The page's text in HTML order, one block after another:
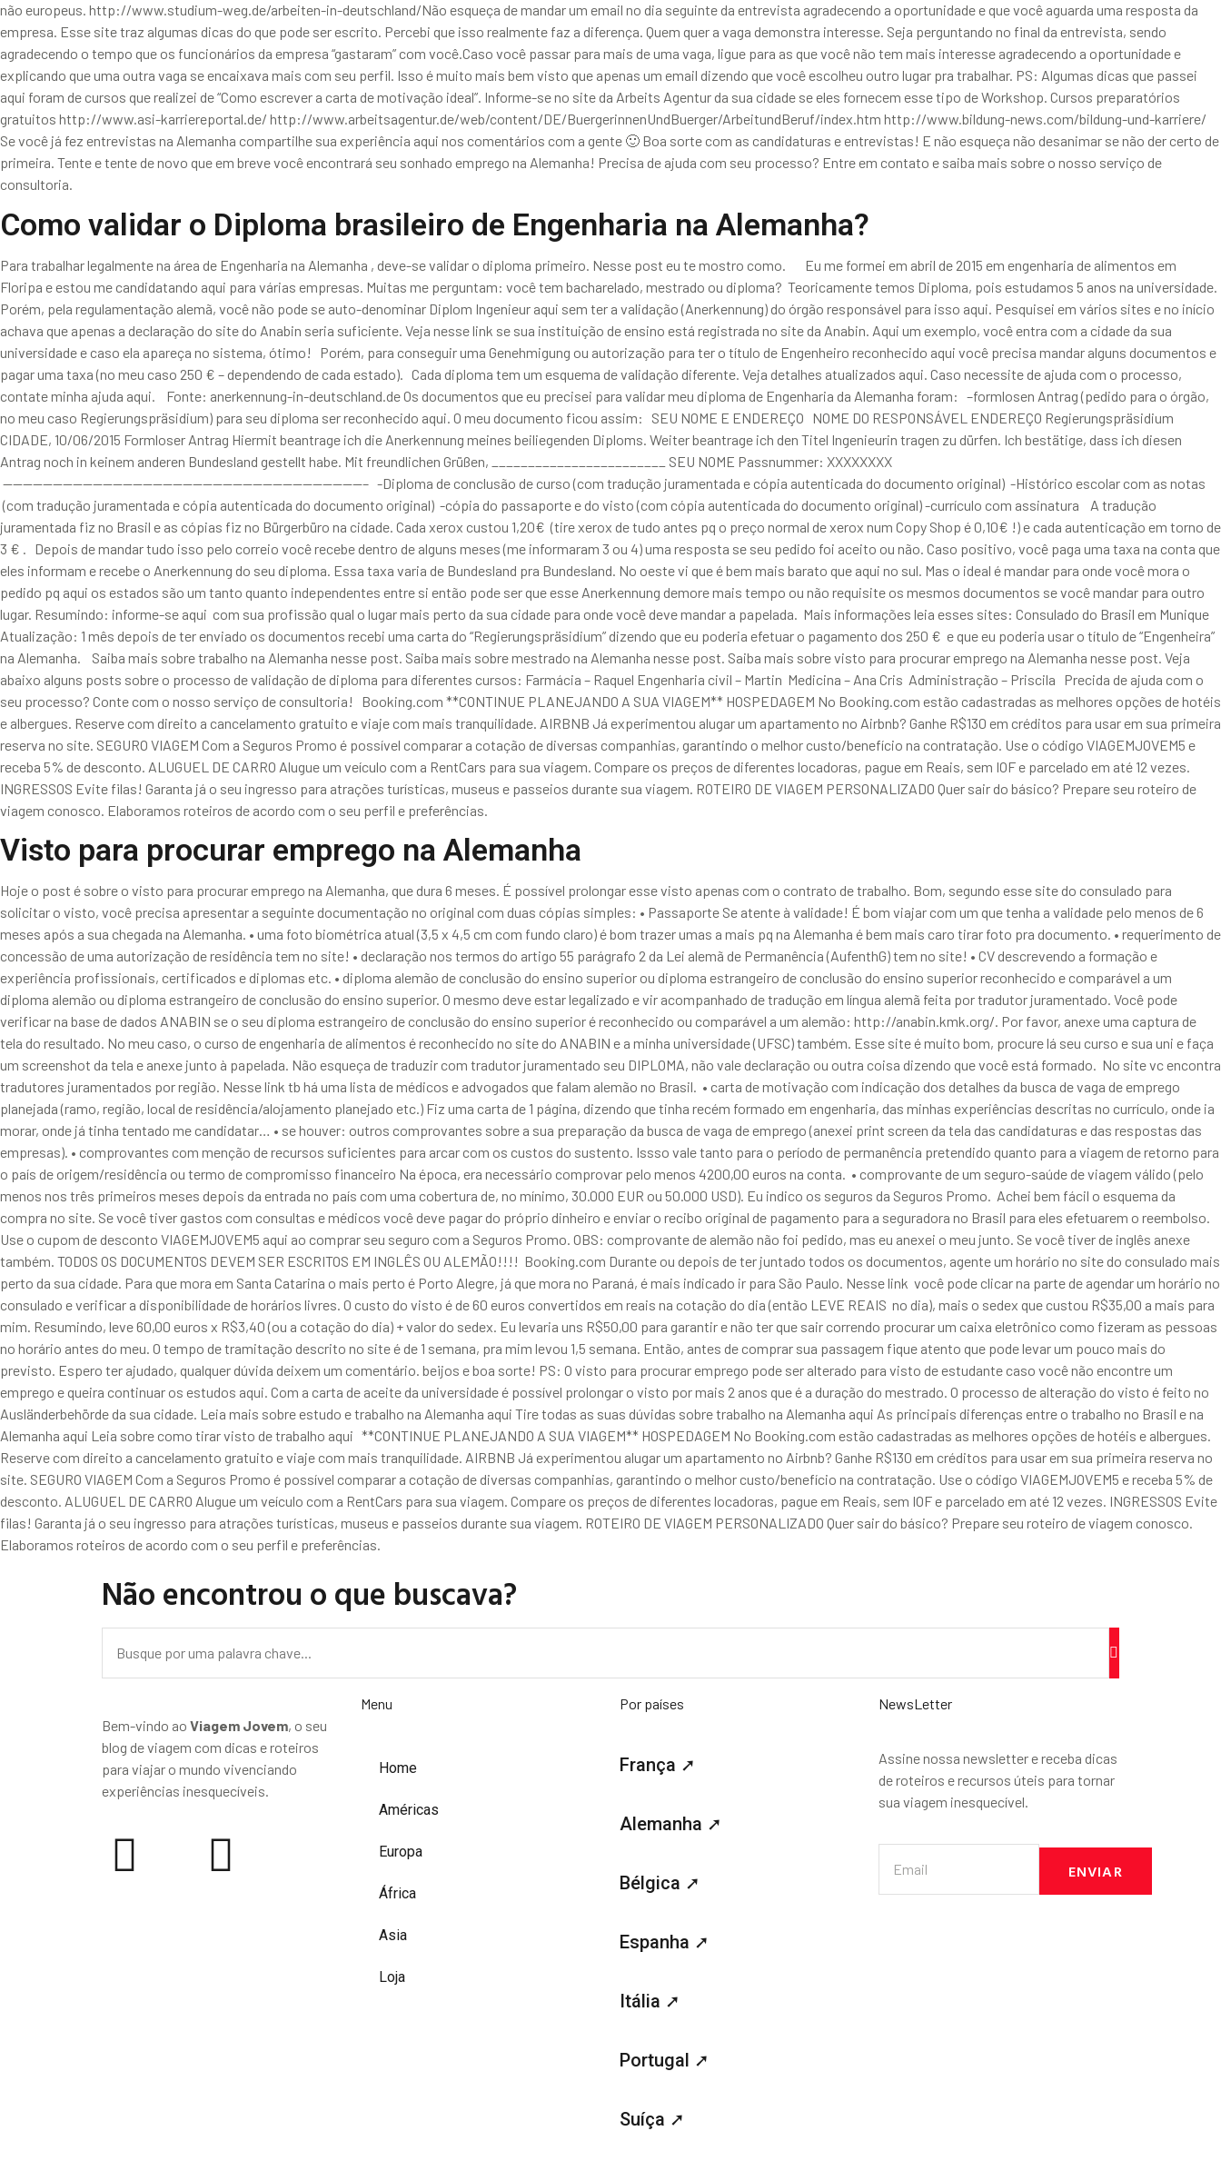
não europeus. http://www.studium-weg.de/arbeiten-in-deutschland/Não esqueça de mandar um email no dia seguinte da entrevista agradecendo a oportunidade e que você aguarda uma resposta da
empresa. Esse site traz algumas dicas do que pode ser escrito. Percebi que isso realmente faz a diferença. Quem quer a vaga demonstra interesse. Seja perguntando no final da entrevista, sendo
agradecendo o tempo que os funcionários da empresa “gastaram” com você.Caso você passar para mais de uma vaga, ligue para as que você não tem mais interesse agradecendo a oportunidade e
explicando que uma outra vaga se encaixava mais com seu perfil. Isso é muito mais bem visto que apenas um email dizendo que você escolheu outro lugar pra trabalhar. PS: Algumas dicas que passei
aqui foram de cursos que realizei de “Como escrever a carta de motivação ideal”. Informe-se no site da Arbeits Agentur da sua cidade se eles fornecem esse tipo de Workshop. Cursos preparatórios
gratuitos http://www.asi-karriereportal.de/ http://www.arbeitsagentur.de/web/content/DE/BuergerinnenUndBuerger/ArbeitundBeruf/index.htm http://www.bildung-news.com/bildung-und-karriere/
Se você já fez entrevistas na Alemanha compartilhe sua experiência aqui nos comentários com a gente 🙂 Boa sorte com as candidaturas e entrevistas! E não esqueça não desanimar se não der certo de
primeira. Tente e tente de novo que em breve você encontrará seu sonhado emprego na Alemanha! Precisa de ajuda com seu processo? Entre em contato e saiba mais sobre o nosso serviço de
consultoria.
Como validar o Diploma brasileiro de Engenharia na Alemanha?
Para trabalhar legalmente na área de Engenharia na Alemanha , deve-se validar o diploma primeiro. Nesse post eu te mostro como. Eu me formei em abril de 2015 em engenharia de alimentos em
Floripa e estou me candidatando aqui para várias empresas. Muitas me perguntam: você tem bacharelado, mestrado ou diploma? Teoricamente temos Diploma, pois estudamos 5 anos na universidade.
Porém, pela regulamentação alemã, você não pode se auto-denominar Diplom Ingenieur aqui sem ter a validação (Anerkennung) do órgão responsável para isso aqui. Pesquisei em vários sites e no início
achava que apenas a declaração do site do Anabin seria suficiente. Veja nesse link se sua instituição de ensino está registrada no site da Anabin. Aqui um exemplo, você entra com a cidade da sua
universidade e caso ela apareça no sistema, ótimo! Porém, para conseguir uma Genehmigung ou autorização para ter o título de Engenheiro reconhecido aqui você precisa mandar alguns documentos e
pagar uma taxa (no meu caso 250 € – dependendo de cada estado). Cada diploma tem um esquema de validação diferente. Veja detalhes atualizados aqui. Caso necessite de ajuda com o processo,
contate minha ajuda aqui. Fonte: anerkennung-in-deutschland.de Os documentos que eu precisei para validar meu diploma de Engenharia da Alemanha foram: –formlosen Antrag (pedido para o órgão,
no meu caso Regierungspräsidium) para seu diploma ser reconhecido aqui. O meu documento ficou assim: SEU NOME E ENDEREÇO NOME DO RESPONSÁVEL ENDEREÇO Regierungspräsidium
CIDADE, 10/06/2015 Formloser Antrag Hiermit beantrage ich die Anerkennung meines beiliegenden Diploms. Weiter beantrage ich den Titel Ingenieurin tragen zu dürfen. Ich bestätige, dass ich diesen
Antrag noch in keinem anderen Bundesland gestellt habe. Mit freundlichen Grüßen, ________________________ SEU NOME Passnummer: XXXXXXXX
————————————————————————————————————– -Diploma de conclusão de curso (com tradução juramentada e cópia autenticada do documento original) -Histórico escolar com as notas
(com tradução juramentada e cópia autenticada do documento original) -cópia do passaporte e do visto (com cópia autenticada do documento original) -currículo com assinatura A tradução
juramentada fiz no Brasil e as cópias fiz no Bürgerbüro na cidade. Cada xerox custou 1,20€ (tire xerox de tudo antes pq o preço normal de xerox num Copy Shop é 0,10€ !) e cada autenticação em torno de
3 € . Depois de mandar tudo isso pelo correio você recebe dentro de alguns meses (me informaram 3 ou 4) uma resposta se seu pedido foi aceito ou não. Caso positivo, você paga uma taxa na conta que
eles informam e recebe o Anerkennung do seu diploma. Essa taxa varia de Bundesland pra Bundesland. No oeste vi que é bem mais barato que aqui no sul. Mas o ideal é mandar para onde você mora o
pedido pq aqui os estados são um tanto quanto independentes entre si então pode ser que esse Anerkennung demore mais tempo ou não requisite os mesmos documentos se você mandar para outro
lugar. Resumindo: informe-se aqui com sua profissão qual o lugar mais perto da sua cidade para onde você deve mandar a papelada. Mais informações leia esses sites: Consulado do Brasil em Munique
Atualização: 1 mês depois de ter enviado os documentos recebi uma carta do “Regierungspräsidium” dizendo que eu poderia efetuar o pagamento dos 250 € e que eu poderia usar o título de “Engenheira”
na Alemanha. Saiba mais sobre trabalho na Alemanha nesse post. Saiba mais sobre mestrado na Alemanha nesse post. Saiba mais sobre visto para procurar emprego na Alemanha nesse post. Veja
abaixo alguns posts sobre o processo de validação de diploma para diferentes cursos: Farmácia – Raquel Engenharia civil – Martin Medicina – Ana Cris Administração – Priscila Precida de ajuda com o
seu processo? Conte com o nosso serviço de consultoria! Booking.com **CONTINUE PLANEJANDO A SUA VIAGEM** HOSPEDAGEM No Booking.com estão cadastradas as melhores opções de hotéis
e albergues. Reserve com direito a cancelamento gratuito e viaje com mais tranquilidade. AIRBNB Já experimentou alugar um apartamento no Airbnb? Ganhe R$130 em créditos para usar em sua primeira
reserva no site. SEGURO VIAGEM Com a Seguros Promo é possível comparar a cotação de diversas companhias, garantindo o melhor custo/benefício na contratação. Use o código VIAGEMJOVEM5 e
receba 5% de desconto. ALUGUEL DE CARRO Alugue um veículo com a RentCars para sua viagem. Compare os preços de diferentes locadoras, pague em Reais, sem IOF e parcelado em até 12 vezes.
INGRESSOS Evite filas! Garanta já o seu ingresso para atrações turísticas, museus e passeios durante sua viagem. ROTEIRO DE VIAGEM PERSONALIZADO Quer sair do básico? Prepare seu roteiro de
viagem conosco. Elaboramos roteiros de acordo com o seu perfil e preferências.
Visto para procurar emprego na Alemanha
Hoje o post é sobre o visto para procurar emprego na Alemanha, que dura 6 meses. É possível prolongar esse visto apenas com o contrato de trabalho. Bom, segundo esse site do consulado para
solicitar o visto, você precisa apresentar a seguinte documentação no original com duas cópias simples: • Passaporte Se atente à validade! É bom viajar com um que tenha a validade pelo menos de 6
meses após a sua chegada na Alemanha. • uma foto biométrica atual (3,5 x 4,5 cm com fundo claro) é bom trazer umas a mais pq na Alemanha é bem mais caro tirar foto pra documento. • requerimento de
concessão de uma autorização de residência tem no site! • declaração nos termos do artigo 55 parágrafo 2 da Lei alemã de Permanência (AufenthG) tem no site! • CV descrevendo a formação e
experiência profissionais, certificados e diplomas etc. • diploma alemão de conclusão do ensino superior ou diploma estrangeiro de conclusão do ensino superior reconhecido e comparável a um
diploma alemão ou diploma estrangeiro de conclusão do ensino superior. O mesmo deve estar legalizado e vir acompanhado de tradução em língua alemã feita por tradutor juramentado. Você pode
verificar na base de dados ANABIN se o seu diploma estrangeiro de conclusão do ensino superior é reconhecido ou comparável a um alemão: http://anabin.kmk.org/. Por favor, anexe uma captura de
tela do resultado. No meu caso, o curso de engenharia de alimentos é reconhecido no site do ANABIN e a minha universidade (UFSC) também. Esse site é muito bom, procure lá seu curso e sua uni e faça
um screenshot da tela e anexe junto à papelada. Não esqueça de traduzir com tradutor juramentado seu DIPLOMA, não vale declaração ou outra coisa dizendo que você está formado. No site vc encontra
tradutores juramentados por região. Nesse link tb há uma lista de médicos e advogados que falam alemão no Brasil. • carta de motivação com indicação dos detalhes da busca de vaga de emprego
planejada (ramo, região, local de residência/alojamento planejado etc.) Fiz uma carta de 1 página, dizendo que tinha recém formado em engenharia, das minhas experiências descritas no currículo, onde ia
morar, onde já tinha tentado me candidatar… • se houver: outros comprovantes sobre a sua preparação da busca de vaga de emprego (anexei print screen da tela das candidaturas e das respostas das
empresas). • comprovantes com menção de recursos suficientes para arcar com os custos do sustento. Issso vale tanto para o período de permanência pretendido quanto para a viagem de retorno para
o país de origem/residência ou termo de compromisso financeiro Na época, era necessário comprovar pelo menos 4200,00 euros na conta. • comprovante de um seguro-saúde de viagem válido (pelo
menos nos três primeiros meses depois da entrada no país com uma cobertura de, no mínimo, 30.000 EUR ou 50.000 USD). Eu indico os seguros da Seguros Promo. Achei bem fácil o esquema da
compra no site. Se você tiver gastos com consultas e médicos você deve pagar do próprio dinheiro e enviar o recibo original de pagamento para a seguradora no Brasil para eles efetuarem o reembolso.
Use o cupom de desconto VIAGEMJOVEM5 aqui ao comprar seu seguro com a Seguros Promo. OBS: comprovante de alemão não foi pedido, mas eu anexei o meu junto. Se você tiver de inglês anexe
também. TODOS OS DOCUMENTOS DEVEM SER ESCRITOS EM INGLÊS OU ALEMÃO!!!! Booking.com Durante ou depois de ter juntado todos os documentos, agente um horário no site do consulado mais
perto da sua cidade. Para que mora em Santa Catarina o mais perto é Porto Alegre, já que mora no Paraná, é mais indicado ir para São Paulo. Nesse link você pode clicar na parte de agendar um horário no
consulado e verificar a disponibilidade de horários livres. O custo do visto é de 60 euros convertidos em reais na cotação do dia (então LEVE REAIS no dia), mais o sedex que custou R$35,00 a mais para
mim. Resumindo, leve 60,00 euros x R$3,40 (ou a cotação do dia) + valor do sedex. Eu levaria uns R$50,00 para garantir e não ter que sair correndo procurar um caixa eletrônico como fizeram as pessoas
no horário antes do meu. O tempo de tramitação descrito no site é de 1 semana, pra mim levou 1,5 semana. Então, antes de comprar sua passagem fique atento que pode levar um pouco mais do
previsto. Espero ter ajudado, qualquer dúvida deixem um comentário. beijos e boa sorte! PS: O visto para procurar emprego pode ser alterado para visto de estudante caso você não encontre um
emprego e queira continuar os estudos aqui. Com a carta de aceite da universidade é possível prolongar o visto por mais 2 anos que é a duração do mestrado. O processo de alteração do visto é feito no
Ausländerbehörde da sua cidade. Leia mais sobre estudo e trabalho na Alemanha aqui Tire todas as suas dúvidas sobre trabalho na Alemanha aqui As principais diferenças entre o trabalho no Brasil e na
Alemanha aqui Leia sobre como tirar visto de trabalho aqui **CONTINUE PLANEJANDO A SUA VIAGEM** HOSPEDAGEM No Booking.com estão cadastradas as melhores opções de hotéis e albergues.
Reserve com direito a cancelamento gratuito e viaje com mais tranquilidade. AIRBNB Já experimentou alugar um apartamento no Airbnb? Ganhe R$130 em créditos para usar em sua primeira reserva no
site. SEGURO VIAGEM Com a Seguros Promo é possível comparar a cotação de diversas companhias, garantindo o melhor custo/benefício na contratação. Use o código VIAGEMJOVEM5 e receba 5% de
desconto. ALUGUEL DE CARRO Alugue um veículo com a RentCars para sua viagem. Compare os preços de diferentes locadoras, pague em Reais, sem IOF e parcelado em até 12 vezes. INGRESSOS Evite
filas! Garanta já o seu ingresso para atrações turísticas, museus e passeios durante sua viagem. ROTEIRO DE VIAGEM PERSONALIZADO Quer sair do básico? Prepare seu roteiro de viagem conosco.
Elaboramos roteiros de acordo com o seu perfil e preferências.
Não encontrou o que buscava?
Bem-vindo ao Viagem Jovem, o seu
blog de viagem com dicas e roteiros
para viajar o mundo vivenciando
experiências inesquecíveis.
Menu
Home
Américas
Europa
África
Asia
Loja
Por países
França ➚
Alemanha ➚
Bélgica ➚
Espanha ➚
Itália ➚
Portugal ➚
Suíça ➚
NewsLetter
Assine nossa newsletter e receba dicas
de roteiros e recursos úteis para tornar
sua viagem inesquecível.
ENVIAR